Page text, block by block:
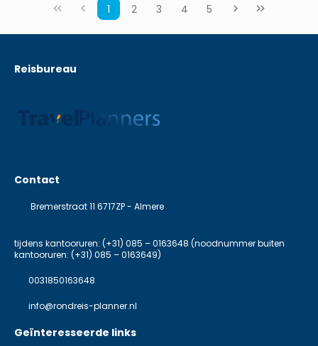
1 2 3 4 5
Reisbureau
Contact
Bremerstraat 11 6717ZP - Almere
tijdens kantooruren: (+31) 085 – 0163648 (noodnummer buiten
kantooruren: (+31) 085 – 0163649)
0031850163648
info@rondreis-planner.nl
Geïnteresseerde links